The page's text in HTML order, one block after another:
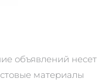
объявлений несет
материалы